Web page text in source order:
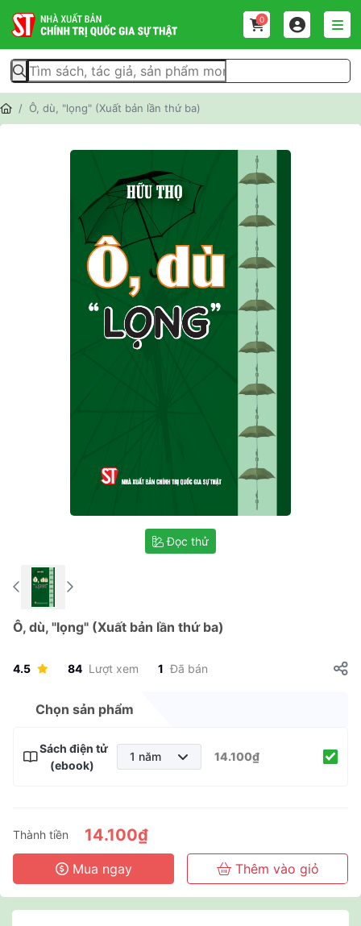
0
Ô, dù, "lọng" (Xuất bản lần thứ ba)
Đọc thử
Ô, dù, "lọng" (Xuất bản lần thứ ba)
4.5 84 Lượt xem 1 Đã bán
Chọn sản phẩm
Sách điện tử
(ebook)
1 năm
3 năm
14.100₫
Thành tiền 14.100₫
Mua ngay Thêm vào giỏ